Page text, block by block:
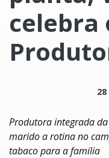
celebra
28
Produtora integrada
marido a rotina no
tabaco para a família